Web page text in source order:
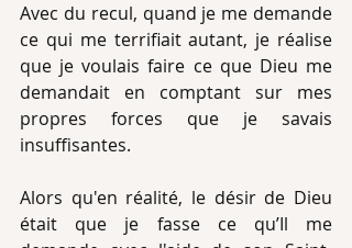
Avec du recul, quand je me demande
ce qui me terrifiait autant, je réalise
que je voulais faire ce que Dieu me
demandait en comptant sur mes
propres forces que je savais
insuffisantes.
Alors qu'en réalité, le désir de Dieu
était que je fasse ce qu’Il me